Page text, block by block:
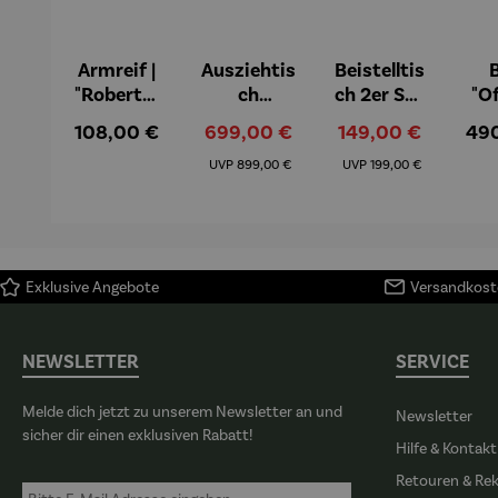
Armreif |
"Roberta"
Mütz
Regulärer Preis:
108,00 €
Ausziehtis
ch
m – Valor
Verkaufspreis:
699,00 €
UVP Regulärer Preis:
899,00 €
Beistelltis
ch 2er Set
Verkaufspreis:
149,00 €
UVP Regulärer Preis:
199,00 €
Exklusive Angebote
NEWSLETTER
Melde dich jetzt zu unserem Newsletter an und
sicher dir einen exklusiven Rabatt!
SERVICE
Newsletter
Hilfe & Kontakt
Retouren &